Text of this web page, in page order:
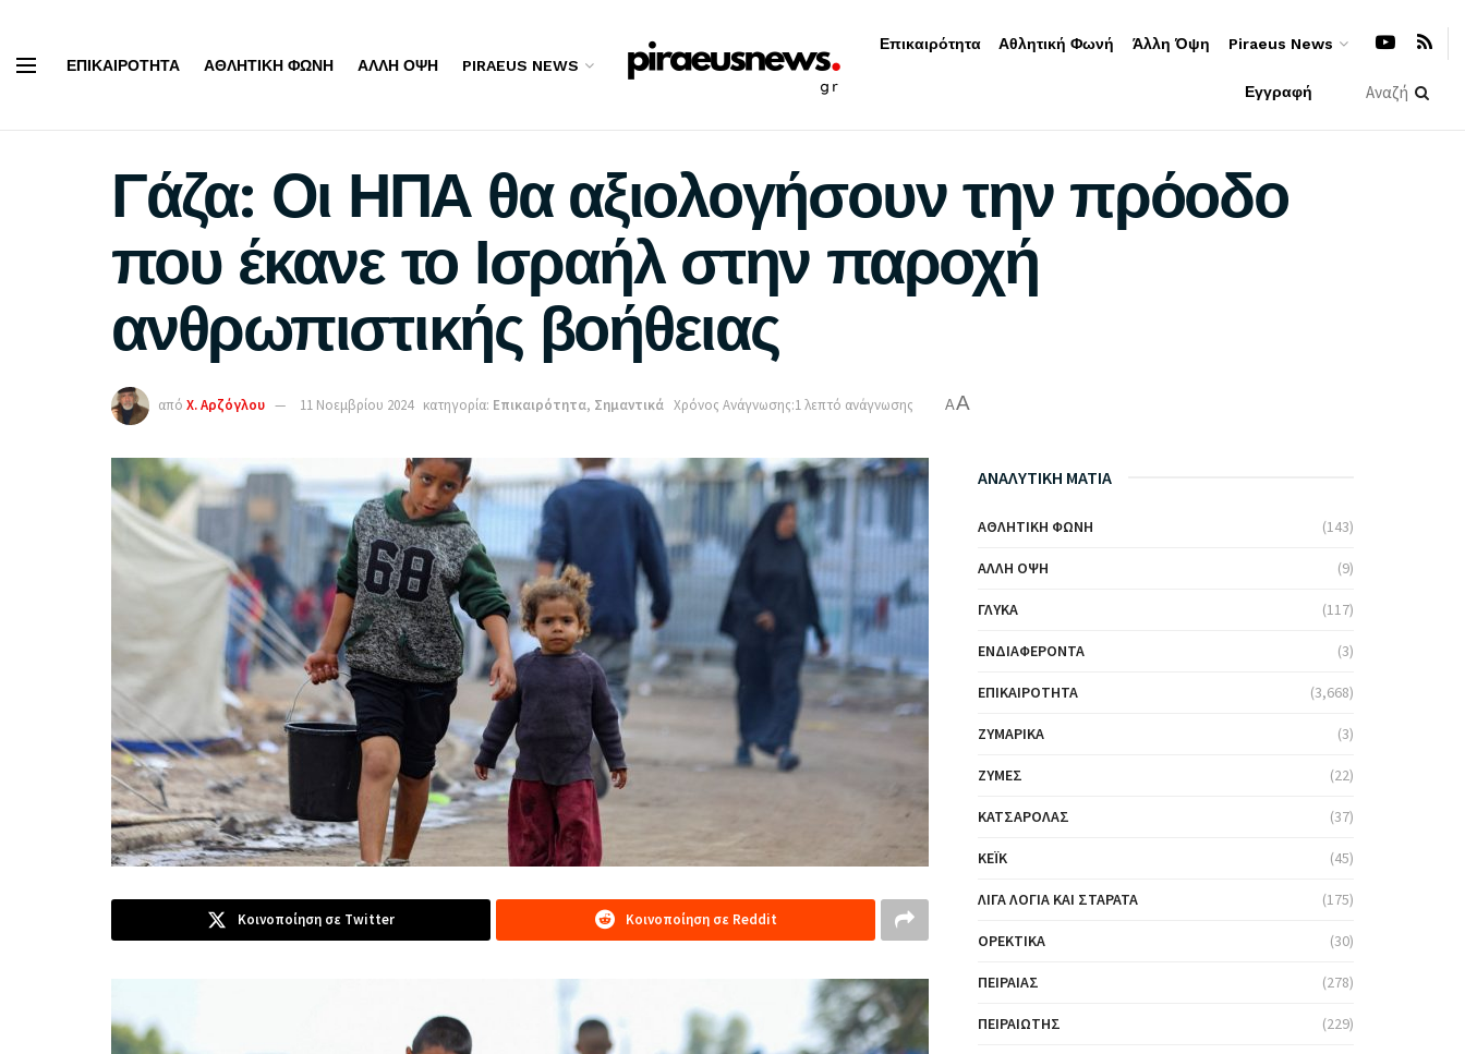
ΕΠΙΚΑΙΡΌΤΗΤΑ ΑΘΛΗΤΙΚΉ ΦΩΝΉ ΆΛΛΗ ΌΨΗ PIRAEUS NEWS
Επικαιρότητα Αθλητική Φωνή Άλλη Όψη Piraeus News
Εγγραφή
Γάζα: Οι ΗΠΑ θα αξιολογήσουν την πρόοδο
που έκανε το Ισραήλ στην παροχή
ανθρωπιστικής βοήθειας
από Χ. Αρζόγλου 11 Νοεμβρίου 2024 κατηγορία: Επικαιρότητα, Σημαντικά Χρόνος Ανάγνωσης:1 λεπτό ανάγνωσης AA
Κοινοποίηση σε Twitter Κοινοποίηση σε Reddit
ΑΝΑΛΥΤΙΚΗ ΜΑΤΙΑ
ΑΘΛΗΤΙΚΉ ΦΩΝΉ (143)
ΆΛΛΗ ΌΨΗ (9)
ΓΛΥΚΆ (117)
ΕΝΔΙΑΦΈΡΟΝΤΑ (3)
ΕΠΙΚΑΙΡΌΤΗΤΑ (3,668)
ΖΥΜΑΡΙΚΆ (3)
ΖΎΜΕΣ (22)
ΚΑΤΣΑΡΌΛΑΣ (37)
ΚΈΙΚ (45)
ΛΊΓΑ ΛΌΓΙΑ ΚΑΙ ΣΤΑΡΆΤΑ (175)
ΟΡΕΚΤΙΚΆ (30)
ΠΕΙΡΑΙΆΣ (278)
ΠΕΙΡΑΙΏΤΗΣ (229)